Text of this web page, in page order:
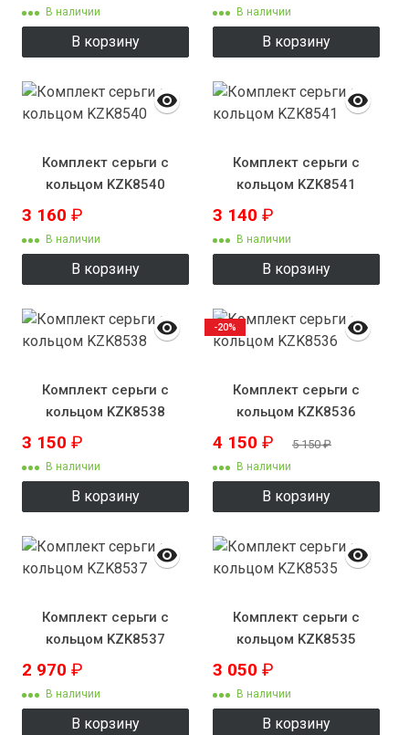
В наличии
В корзину
В наличии
В корзину
Комплект серьги с
кольцом KZK8540
3 160 ₽
В наличии
В корзину
Комплект серьги с
кольцом KZK8541
3 140 ₽
В наличии
В корзину
Комплект серьги с
кольцом KZK8538
3 150 ₽
В наличии
В корзину
Комплект серьги с
кольцом KZK8536
4 150 ₽ 5 150₽
В наличии
В корзину
-20%
Комплект серьги с
кольцом KZK8537
2 970 ₽
В наличии
В корзину
Комплект серьги с
кольцом KZK8535
3 050 ₽
В наличии
В корзину